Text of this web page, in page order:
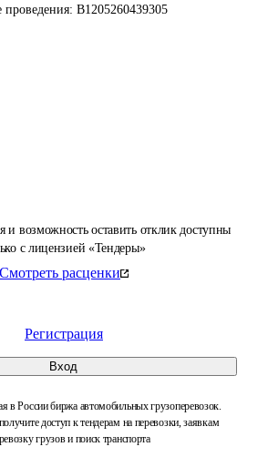
возможность оставить отклик доступны
с лицензией «Тендеры»
Смотреть расценки
Регистрация
Вход
России биржа автомобильных грузоперевозок.
доступ к тендерам на перевозки, заявкам
грузов и поиск транспорта
проведения: B1205260439305